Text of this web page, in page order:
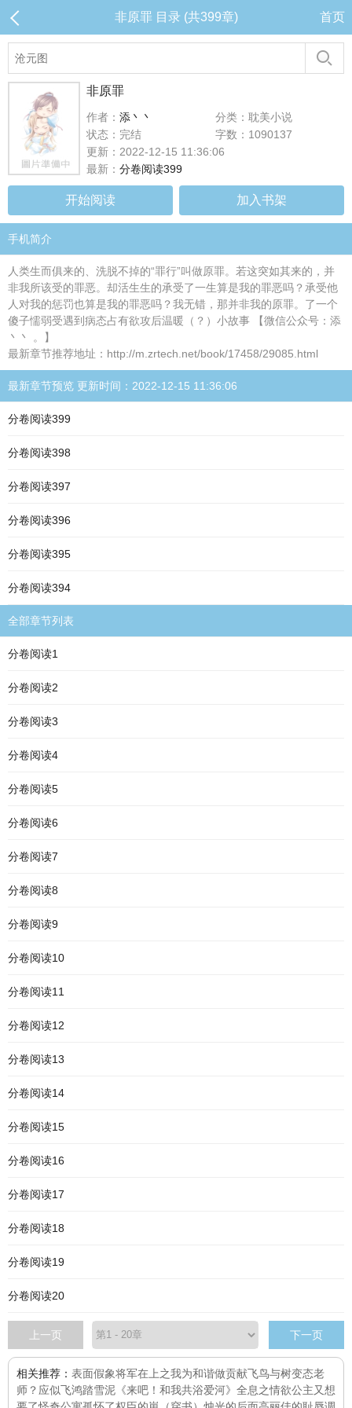
非原罪 目录 (共399章) 首页
非原罪
作者： 添丶丶
分类：耽美小说
状态：完结
字数：1090137
更新：2022-12-15 11:36:06
最新： 分卷阅读399
开始阅读 加入书架
手机简介
人类生而俱来的、洗脱不掉的“罪行”叫做原罪。若这突如其来的，并
非我所该受的罪恶。却活生生的承受了一生算是我的罪恶吗？承受他
人对我的惩罚也算是我的罪恶吗？我无错，那并非我的原罪。了一个
傻子懦弱受遇到病态占有欲攻后温暖（？）小故事 【微信公众号：添
丶丶 。】
最新章节推荐地址：http://m.zrtech.net/book/17458/29085.html
最新章节预览 更新时间：2022-12-15 11:36:06
分卷阅读399
分卷阅读398
分卷阅读397
分卷阅读396
分卷阅读395
分卷阅读394
全部章节列表
分卷阅读1
分卷阅读2
分卷阅读3
分卷阅读4
分卷阅读5
分卷阅读6
分卷阅读7
分卷阅读8
分卷阅读9
分卷阅读10
分卷阅读11
分卷阅读12
分卷阅读13
分卷阅读14
分卷阅读15
分卷阅读16
分卷阅读17
分卷阅读18
分卷阅读19
分卷阅读20
上一页 下一页
相关推荐： 表面假象将军在上之我为和谐做贡献飞鸟与树变态老
师？ 应似飞鸿踏雪泥 《来吧！和我共浴爱河》 全息之情欲公主又想